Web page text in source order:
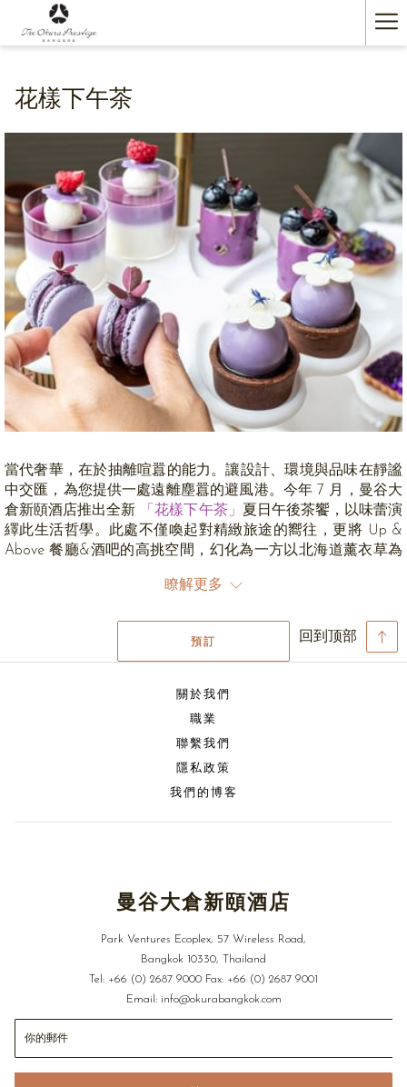
花樣下午茶
當代奢華，在於抽離喧囂的能力。讓設計、環境與品味在靜謐
中交匯，為您提供一處遠離塵囂的避風港。今年 7 月，曼谷大
倉新頤酒店推出全新 「花樣下午茶」 夏日午後茶饗，以味蕾演
繹此生活哲學。此處不僅喚起對精緻旅途的嚮往，更將 Up &
Above 餐廳&酒吧的高挑空間，幻化為一方以北海道薰衣草為
季的都會旅人，步入一處由柔和粉彩與精緻廚藝共築的寧靜天
落地窗畔，專屬的花藝午茶架於簡約桌几上靜靜矗立，宛如綻
點，點綴著夏日暖金，營造出引人入勝的單色美學。茶點處處
講究精確的幾何美學，宛如微縮的日式庭園在盤中綻放。一旁
恰到好處地調和了薰衣草冷色調的清透感。
超越了味蕾的品味，更像是一場引導感官的寧
鼻的清香中，沉澱午後的每一刻時光。暫別窗外的都市喧囂，
將感官安放於眼前的匠心細節。此時，餐桌化作一方靜謐天
地，邀您放下雜念，與大自然的四時流轉輕聲對話。
「花樣下午茶」
享受一場奢華的靜謐休憩。雙人套餐定價 2,200++ 泰銖。
更多詳細資訊或預約訂位，請致電 +66 (0) 2 687 9000 或寄電
瞭解更多
預訂 回到顶部
關於我們
職業
聯繫我們
隱私政策
我們的博客
曼谷大倉新頤酒店
Park Ventures Ecoplex, 57 Wireless Road,
Bangkok 10330, Thailand
Tel: +66 (0) 2687 9000 Fax: +66 (0) 2687 9001
Email: info@okurabangkok.com